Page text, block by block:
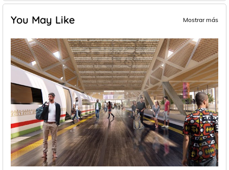
You May Like Mostrar más